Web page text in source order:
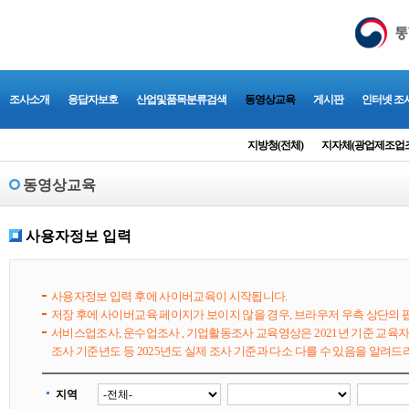
조사소개 응답자보호 산업및품목분류검색 동영상교육 게시판 인터넷 조
지방청(전체) 지자체(광업제조업
동영상교육
사용자정보 입력
사용자정보 입력 후에 사이버교육이 시작됩니다.
저장 후에 사이버교육 페이지가 보이지 않을 경우, 브라우저 우측 상단의
서비스업조사, 운수업조사 , 기업활동조사 교육영상은 2021년 기준 교육
조사 기준년도 등 2025년도 실제 조사 기준과 다소 다를 수 있음을 알려
지역